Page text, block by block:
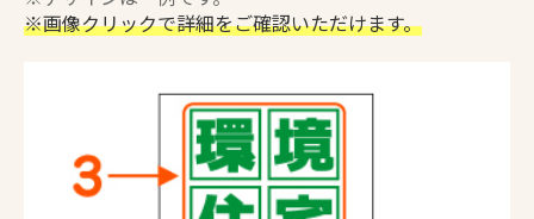
※画像クリックで詳細をご確認いただけます。